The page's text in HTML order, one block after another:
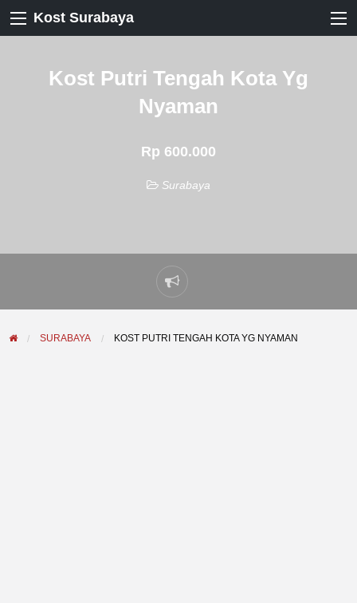
Kost Surabaya
Kost Putri Tengah Kota Yg
Nyaman
Rp 600.000
Surabaya
Laporkan
masalah
SURABAYA KOST PUTRI TENGAH KOTA YG NYAMAN